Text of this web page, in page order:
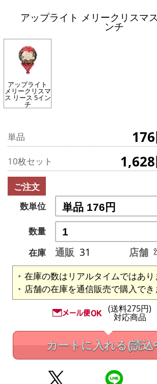
アップライト メリークリスマ
ンチ
アップライト
メリークリスマ
ス リース 5イン
チ
単品
10枚セット
ご注文
数単位
数量
在庫
通販 31 店舗
在庫の数はリアルタイムではあり
店舗の在庫を通信販売で購入でき
(送料275円)
対応商品
カートに入れる(読込